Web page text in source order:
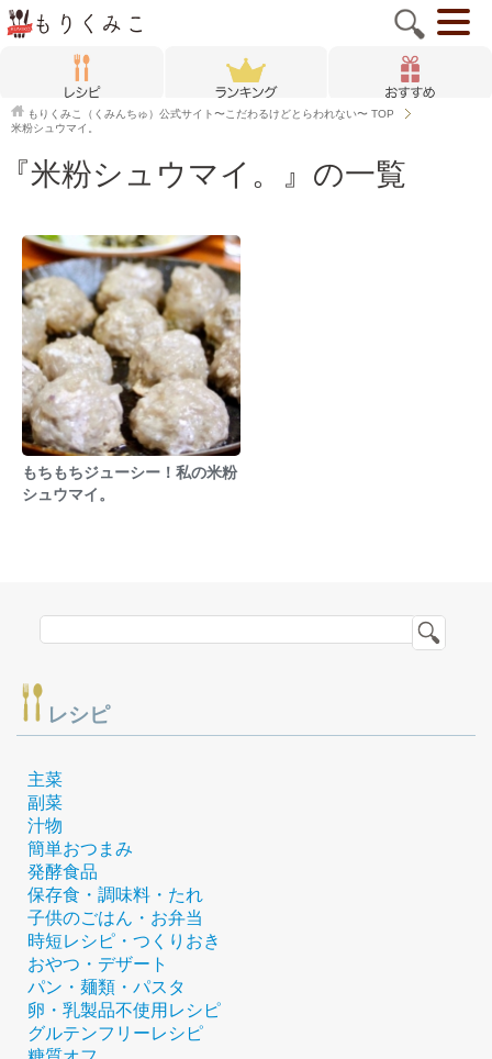
もりくみこ（くみんちゅ）公式サイト〜こだわるけどとらわれない〜 TOP
米粉シュウマイ。
『米粉シュウマイ。』の一覧
もちもちジューシー！私の米粉
シュウマイ。
レシピ
主菜
副菜
汁物
簡単おつまみ
発酵食品
保存食・調味料・たれ
子供のごはん・お弁当
時短レシピ・つくりおき
おやつ・デザート
パン・麺類・パスタ
卵・乳製品不使用レシピ
グルテンフリーレシピ